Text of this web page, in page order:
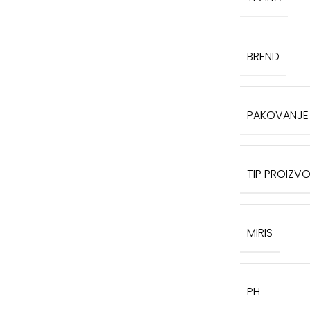
BREND
PAKOVANJE
TIP
MIRIS
PH